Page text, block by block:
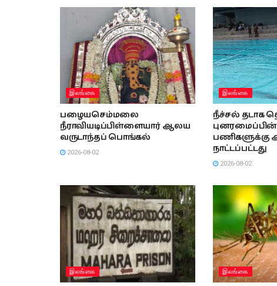
இலங்கை
பழையசெம்மலை
நீராவியடிப்பிள்ளையார் ஆலய
வருடாந்தப் பொங்கல்
2026-08-02
இலங்கை
நீச்சல் தடாக
பணிகளுக்கு
நாட்டப்பட்டது
2026-08-02
இலங்கை இலங்கை